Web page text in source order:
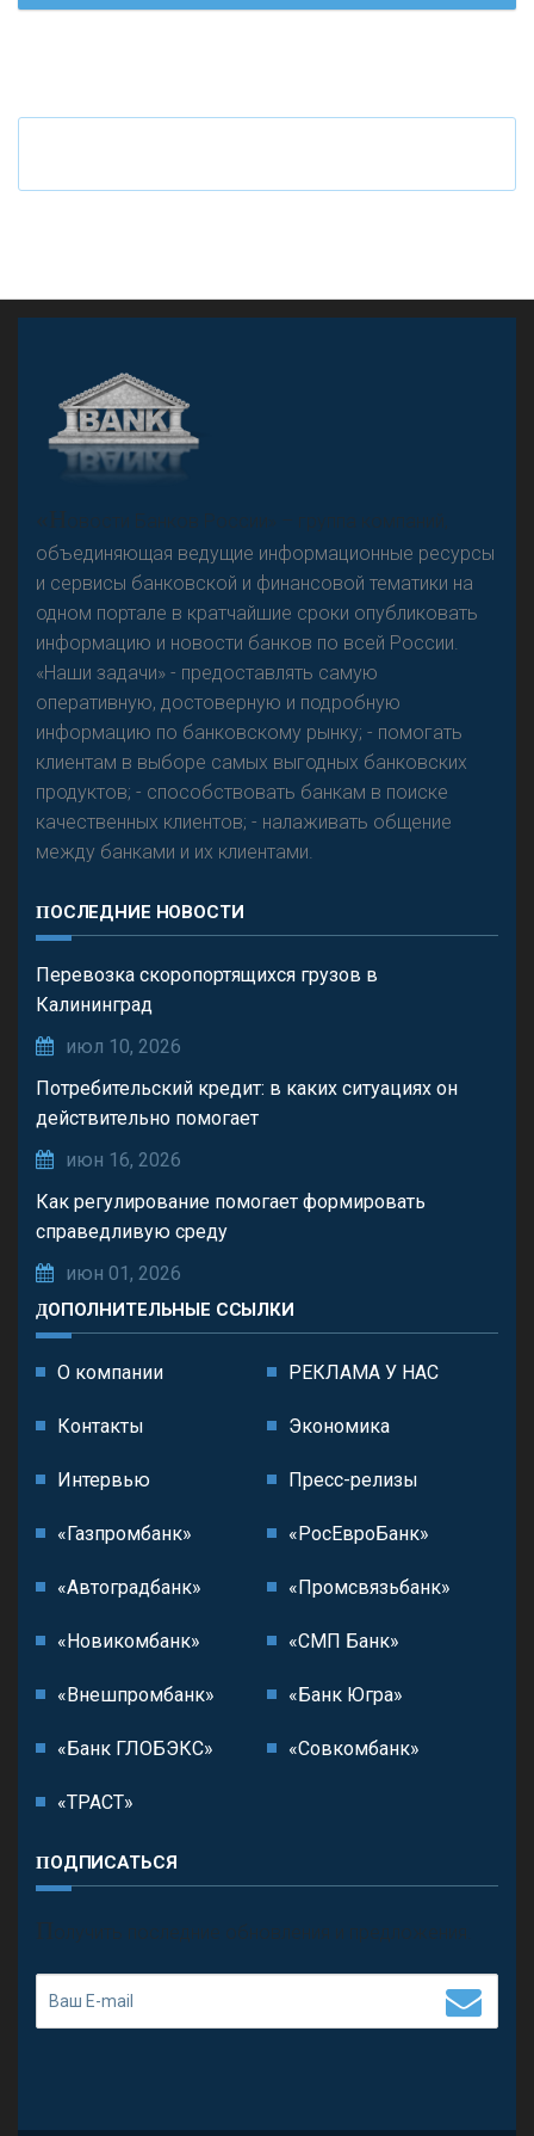
Резкого разворота на рынке автокредитов не
предвидится - «Интервью»
Что будет с наличными деньгами при цифровом
«Н
овости Банков России» – группа компаний,
объединяющая ведущие информационные ресурсы
и сервисы банковской и финансовой тематики на
одном портале в кратчайшие сроки опубликовать
информацию и новости банков по всей России.
«Наши задачи» - предоставлять самую
оперативную, достоверную и подробную
информацию по банковскому рынку; - помогать
клиентам в выборе самых выгодных банковских
продуктов; - способствовать банкам в поиске
качественных клиентов; - налаживать общение
между банками и их клиентами.
ПОСЛЕДНИЕ НОВОСТИ
Перевозка скоропортящихся грузов в
Калининград
июл 10, 2026
Потребительский кредит: в каких ситуациях он
действительно помогает
июн 16, 2026
Как регулирование помогает формировать
справедливую среду
июн 01, 2026
ДОПОЛНИТЕЛЬНЫЕ ССЫЛКИ
О компании РЕКЛАМА У НАС
Контакты Экономика
Интервью Пресс-релизы
«Газпромбанк» «РосЕвроБанк»
«Автоградбанк» «Промсвязьбанк»
«Новикомбанк» «СМП Банк»
«Внешпромбанк» «Банк Югра»
«Банк ГЛОБЭКС» «Совкомбанк»
«ТРАСТ»
ПОДПИСАТЬСЯ
П олучить последние обновления и предложения.